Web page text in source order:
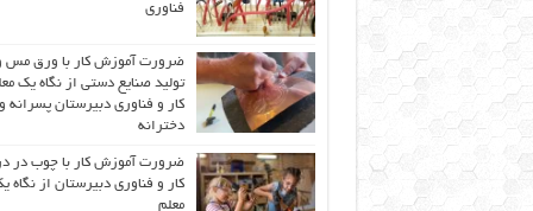
فناوری
ضرورت آموزش کار با ورق مس
تولید صنایع دستی از نگاه یک
کار و فناوری دبیرستان پسرانه و
دخترانه
ضرورت آموزش کار با چوب در
کار و فناوری دبیرستان از نگاه
معلم